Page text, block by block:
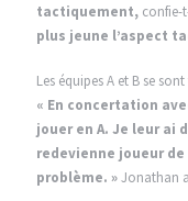
tactiquement, confie-
plus jeune l’aspect
Les équipes A et B se
« En concertation
jouer en A. Je leur ai
redevienne joueur de
problème. »Jonathan